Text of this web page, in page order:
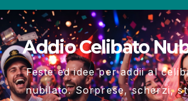
Salta
al
contenutoAddio Celibato
Feste ed idee per addii al
nubilato. Sorprese, scherzi,